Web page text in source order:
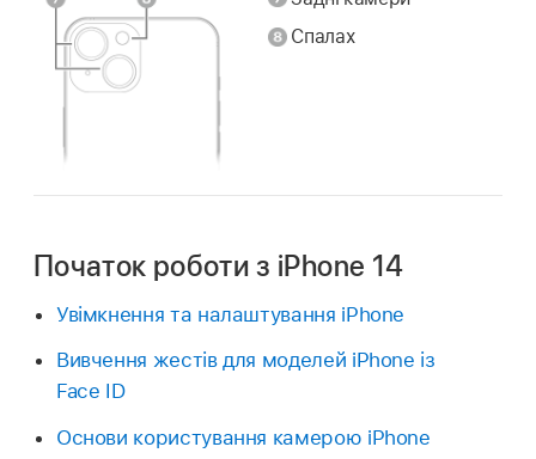
Спалах
Початок роботи з iPhone 14
Увімкнення та налаштування iPhone
Вивчення жестів для моделей iPhone із
Face ID
Основи користування камерою iPhone